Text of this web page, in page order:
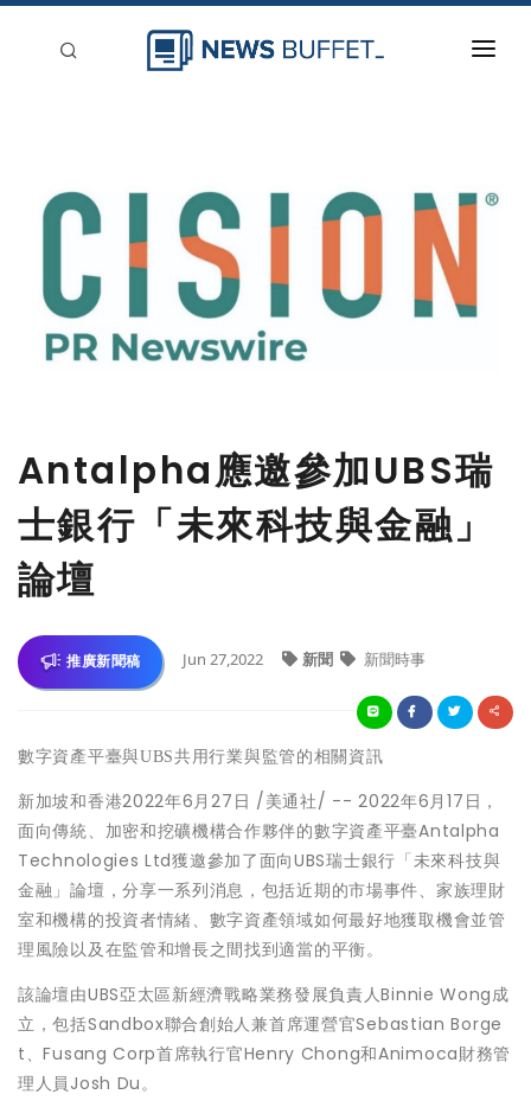
登入
Antalpha應邀參加UBS瑞
士銀行「未來科技與金融」
論壇
推廣新聞稿 Jun 27,2022 新聞 新聞時事
數字資產平臺與UBS共用行業與監管的相關資訊
新加坡和香港2022年6月27日 /美通社/ -- 2022年6月17日，
面向傳統、加密和挖礦機構合作夥伴的數字資產平臺Antalpha
Technologies Ltd獲邀參加了面向UBS瑞士銀行「未來科技與
金融」論壇 ，分享一系列消息，包括近期的市場事件、家族理財
室和機構的投資者情緒、數字資產領域如何最好地獲取機會並管
理風險以及在監管和增長之間找到適當的平衡。
該論壇由UBS亞太區新經濟戰略業務發展負責人Binnie Wong成
立，包括Sandbox聯合創始人兼首席運營官Sebastian Borge
t、Fusang Corp首席執行官Henry Chong和Animoca財務管
理人員Josh Du。